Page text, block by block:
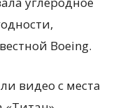
Boeing.